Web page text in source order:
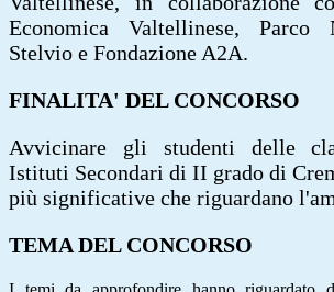
Economica Valtellinese, Parco
Stelvio e Fondazione A2A.
FINALITA' DEL CONCORSO
Avvicinare gli studenti delle
Istituti Secondari di II grado di
più significative che riguardano
TEMA DEL CONCORSO